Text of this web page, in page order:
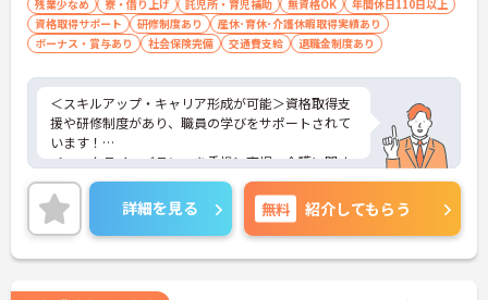
残業少なめ 寮・借り上げ 託児所・育児補助 無資格OK
年間休日110日以上
資格取得サポート
研修制度あり
産休･育休･介護休暇取得実績あり
ボーナス・賞与あり
社会保険完備 交通費支給 退職金制度あり
＜スキルアップ・キャリア形成が可能＞資格取得支
援や研修制度があり、職員の学びをサポートされて
います！
＜ワークライフバランスを重視＞育児・介護に関す
る制度や社宅制度、各種手当など、長く安心して働
きやすい環境が整っています。
＜寄り添ったケアの実施＞利用者さまに深く寄り添
ったサービスの提供を目指し、職員の専門性を高め
るような人材育成にも注力されています。
詳細を見る 無料 紹介してもらう